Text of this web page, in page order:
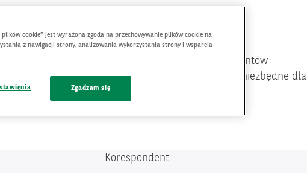
ofertę finansową dostosowaną do potrzeb klientów
Serwis internetowy banku BNP Paribas, zawiera niezbędne dla
Korespondent
cookie” jest wyrażona zgoda na przechowywanie plików cookie na
z nawigacji strony, analizowania wykorzystania strony i wsparcia
Zgadzam się